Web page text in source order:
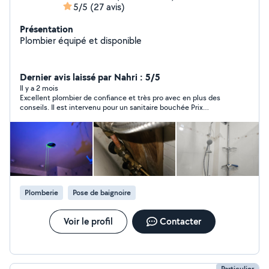
5/5 (27 avis)
Présentation
Plombier équipé et disponible
Dernier avis laissé par Nahri : 5/5
Il y a 2 mois
Excellent plombier de confiance et très pro avec en plus des
conseils. Il est intervenu pour un sanitaire bouchée Prix
surtout sympathique. Prends son temps et nettoie après son
passage dc nickel! Je referai appel à ses services sans hésiter
Plomberie Pose de baignoire
Voir le profil Contacter